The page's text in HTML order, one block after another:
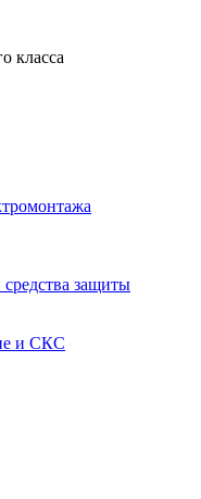
класса
защиты
и СКС